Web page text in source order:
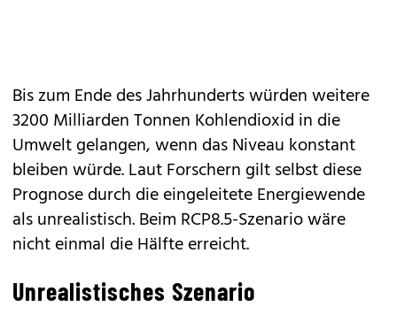
Bis zum Ende des Jahrhunderts würden weitere
3200 Milliarden Tonnen Kohlendioxid in die
Umwelt gelangen, wenn das Niveau konstant
bleiben würde. Laut Forschern gilt selbst diese
Prognose durch die eingeleitete Energiewende
als unrealistisch. Beim RCP8.5-Szenario wäre
nicht einmal die Hälfte erreicht.
Unrealistisches Szenario